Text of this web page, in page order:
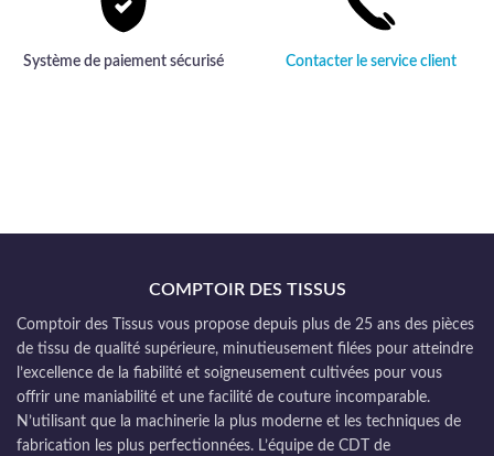
Système de paiement sécurisé Contacter le service client
COMPTOIR DES TISSUS
Comptoir des Tissus vous propose depuis plus de 25 ans des pièces
de tissu de qualité supérieure, minutieusement filées pour atteindre
l’excellence de la fiabilité et soigneusement cultivées pour vous
offrir une maniabilité et une facilité de couture incomparable.
N’utilisant que la machinerie la plus moderne et les techniques de
fabrication les plus perfectionnées. L’équipe de CDT de